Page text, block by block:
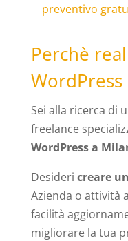
preventivo
Perchè
Sei alla ricerca di
freelance
WordPress a
Desideri creare
Azienda o attività a
facilità
migliorare la tua